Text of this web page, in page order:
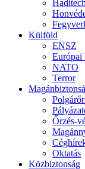
Külföld
ENSZ
Európai
NATO
Terror
Őrzés-
Oktatás
Közbiztonság